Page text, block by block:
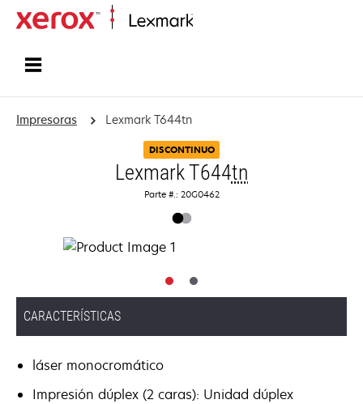
Impresoras Lexmark T644tn
DISCONTINUO
Lexmark T644tn
Parte #.: 20G0462
CARACTERÍSTICAS
láser monocromático
Impresión dúplex (2 caras): Unidad dúplex